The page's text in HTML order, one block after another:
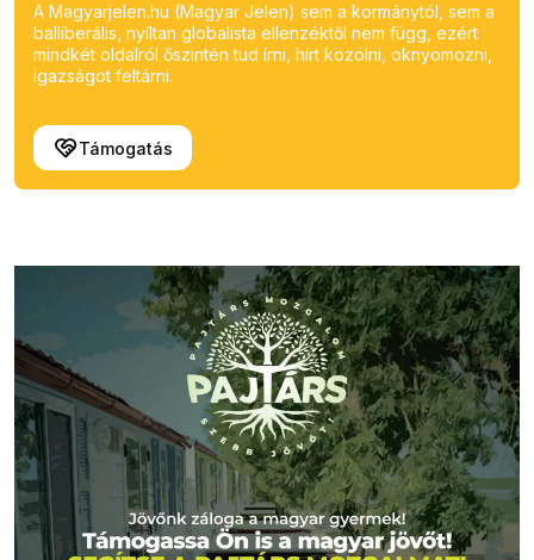
A Magyarjelen.hu (Magyar Jelen) sem a kormánytól, sem a
balliberális, nyíltan globalista ellenzéktől nem függ, ezért
mindkét oldalról őszintén tud írni, hírt közölni, oknyomozni,
igazságot feltárni.
Támogatás